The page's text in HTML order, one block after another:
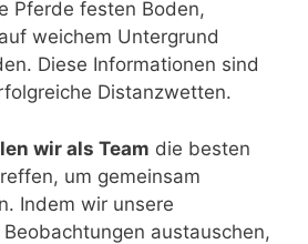
Pferde festen Boden,
weichem Untergrund
Diese Informationen sind
Distanzwetten.
wir als Team die besten
um gemeinsam
Indem wir unsere
austauschen,